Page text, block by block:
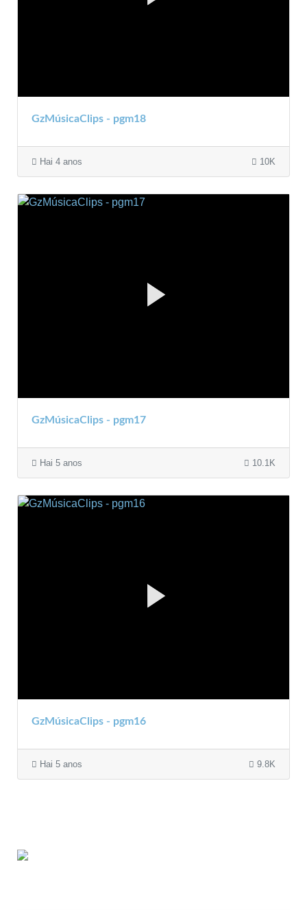
GzMúsicaClips - pgm18
Hai 4 anos 10K
GzMúsicaClips - pgm17
Hai 5 anos 10.1K
GzMúsicaClips - pgm16
Hai 5 anos 9.8K